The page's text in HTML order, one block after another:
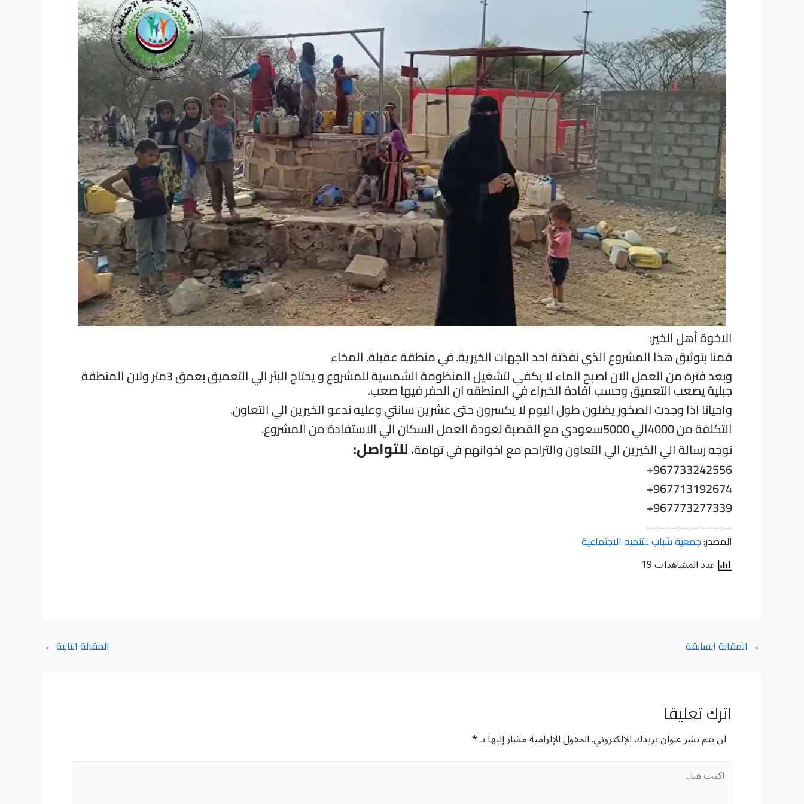
الاخوة أهل الخير:
قمنا بتوثيق هذا المشروع الذي نفذتة احد الجهات الخيرية. في منطقة عقيلة. المخاء
وبعد فترة من العمل الان اصبح الماء لا يكفي لتشغيل المنظومة الشمسية للمشروع و يحتاج البئر الي التعميق بعمق 3متر ولان المنطقة
جبلية يصعب التعميق وحسب افادة الخبراء في المنطقه ان الحفر فيها صعب.
واحيانا اذا وجدت الصخور يضلون طول اليوم لا يكسرون حتى عشرين سانتي وعليه ندعو الخيرين الي التعاون.
التكلفة من 4000الي 5000سعودي مع القصبة لعودة العمل السكان الي الاستفادة من المشروع.
نوجه رسالة الي الخيرين الي التعاون والتراحم مع اخوانهم في تهامة،للتواصل:
+967733242556
+967713192674
+967773277339
————————
المصدر:جمعية شباب للتنميه الاجتماعية
عدد المشاهدات 19
→ المقالة السابقة المقالة التالية ←
اترك تعليقاً
لن يتم نشر عنوان بريدك الإلكتروني.الحقول الإلزامية مشار إليها بـ*
اكتب
هنا...